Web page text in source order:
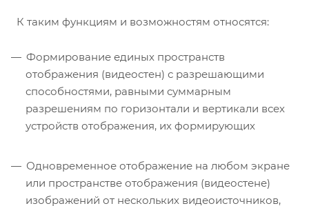
К таким функциям и возможностям относятся:
Формирование единых пространств
отображения (видеостен) с разрешающими
способностями, равными суммарным
разрешениям по горизонтали и вертикали всех
устройств отображения, их формирующих
Одновременное отображение на любом экране
или пространстве отображения (видеостене)
изображений от нескольких видеоисточников,